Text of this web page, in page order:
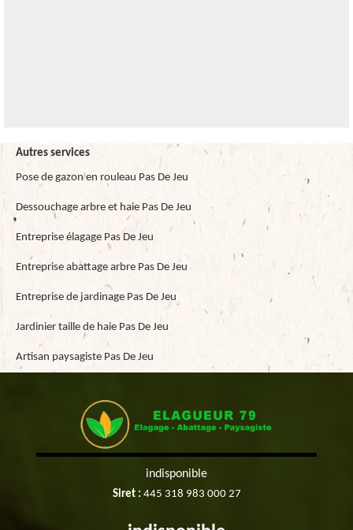
Autres services
Pose de gazon en rouleau Pas De Jeu
Dessouchage arbre et haie Pas De Jeu
Entreprise élagage Pas De Jeu
Entreprise abattage arbre Pas De Jeu
Entreprise de jardinage Pas De Jeu
Jardinier taille de haie Pas De Jeu
Artisan paysagiste Pas De Jeu
indisponible
Siret : 445 318 983 000 27